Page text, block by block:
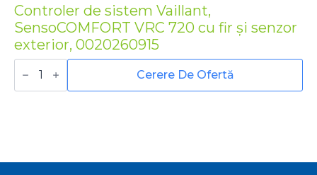
Controler de sistem Vaillant,
SensoCOMFORT VRC 720 cu fir și senzor
exterior, 0020260915
Cantitate
Controler
fir
Cerere De Ofertă